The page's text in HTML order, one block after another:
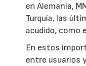
en Alemania,
Turquía, las
acudido, como
En estos
entre usuarios